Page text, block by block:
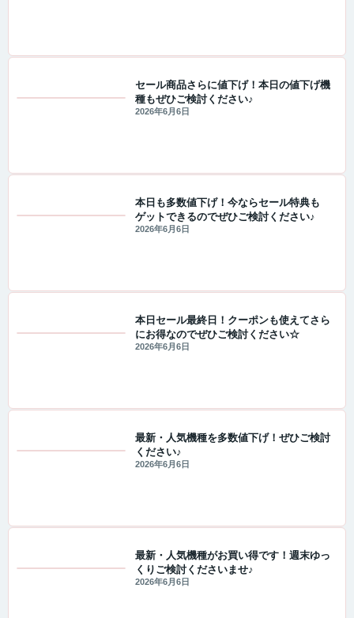
セール商品さらに値下げ！本日の値下げ機
種もぜひご検討ください♪
2026年6月6日
本日も多数値下げ！今ならセール特典も
ゲットできるのでぜひご検討ください♪
2026年6月6日
本日セール最終日！クーポンも使えてさら
にお得なのでぜひご検討ください☆
2026年6月6日
最新・人気機種を多数値下げ！ぜひご検討
ください♪
2026年6月6日
最新・人気機種がお買い得です！週末ゆっ
くりご検討くださいませ♪
2026年6月6日